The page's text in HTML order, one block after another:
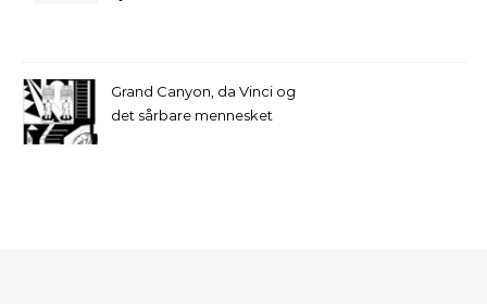
Grand Canyon, da Vinci og
det sårbare mennesket